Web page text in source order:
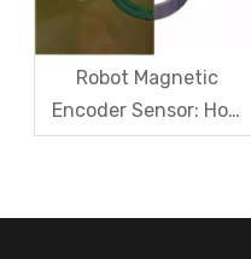
Robot Magnetic
Encoder Sensor: How
Domestic Magnetic